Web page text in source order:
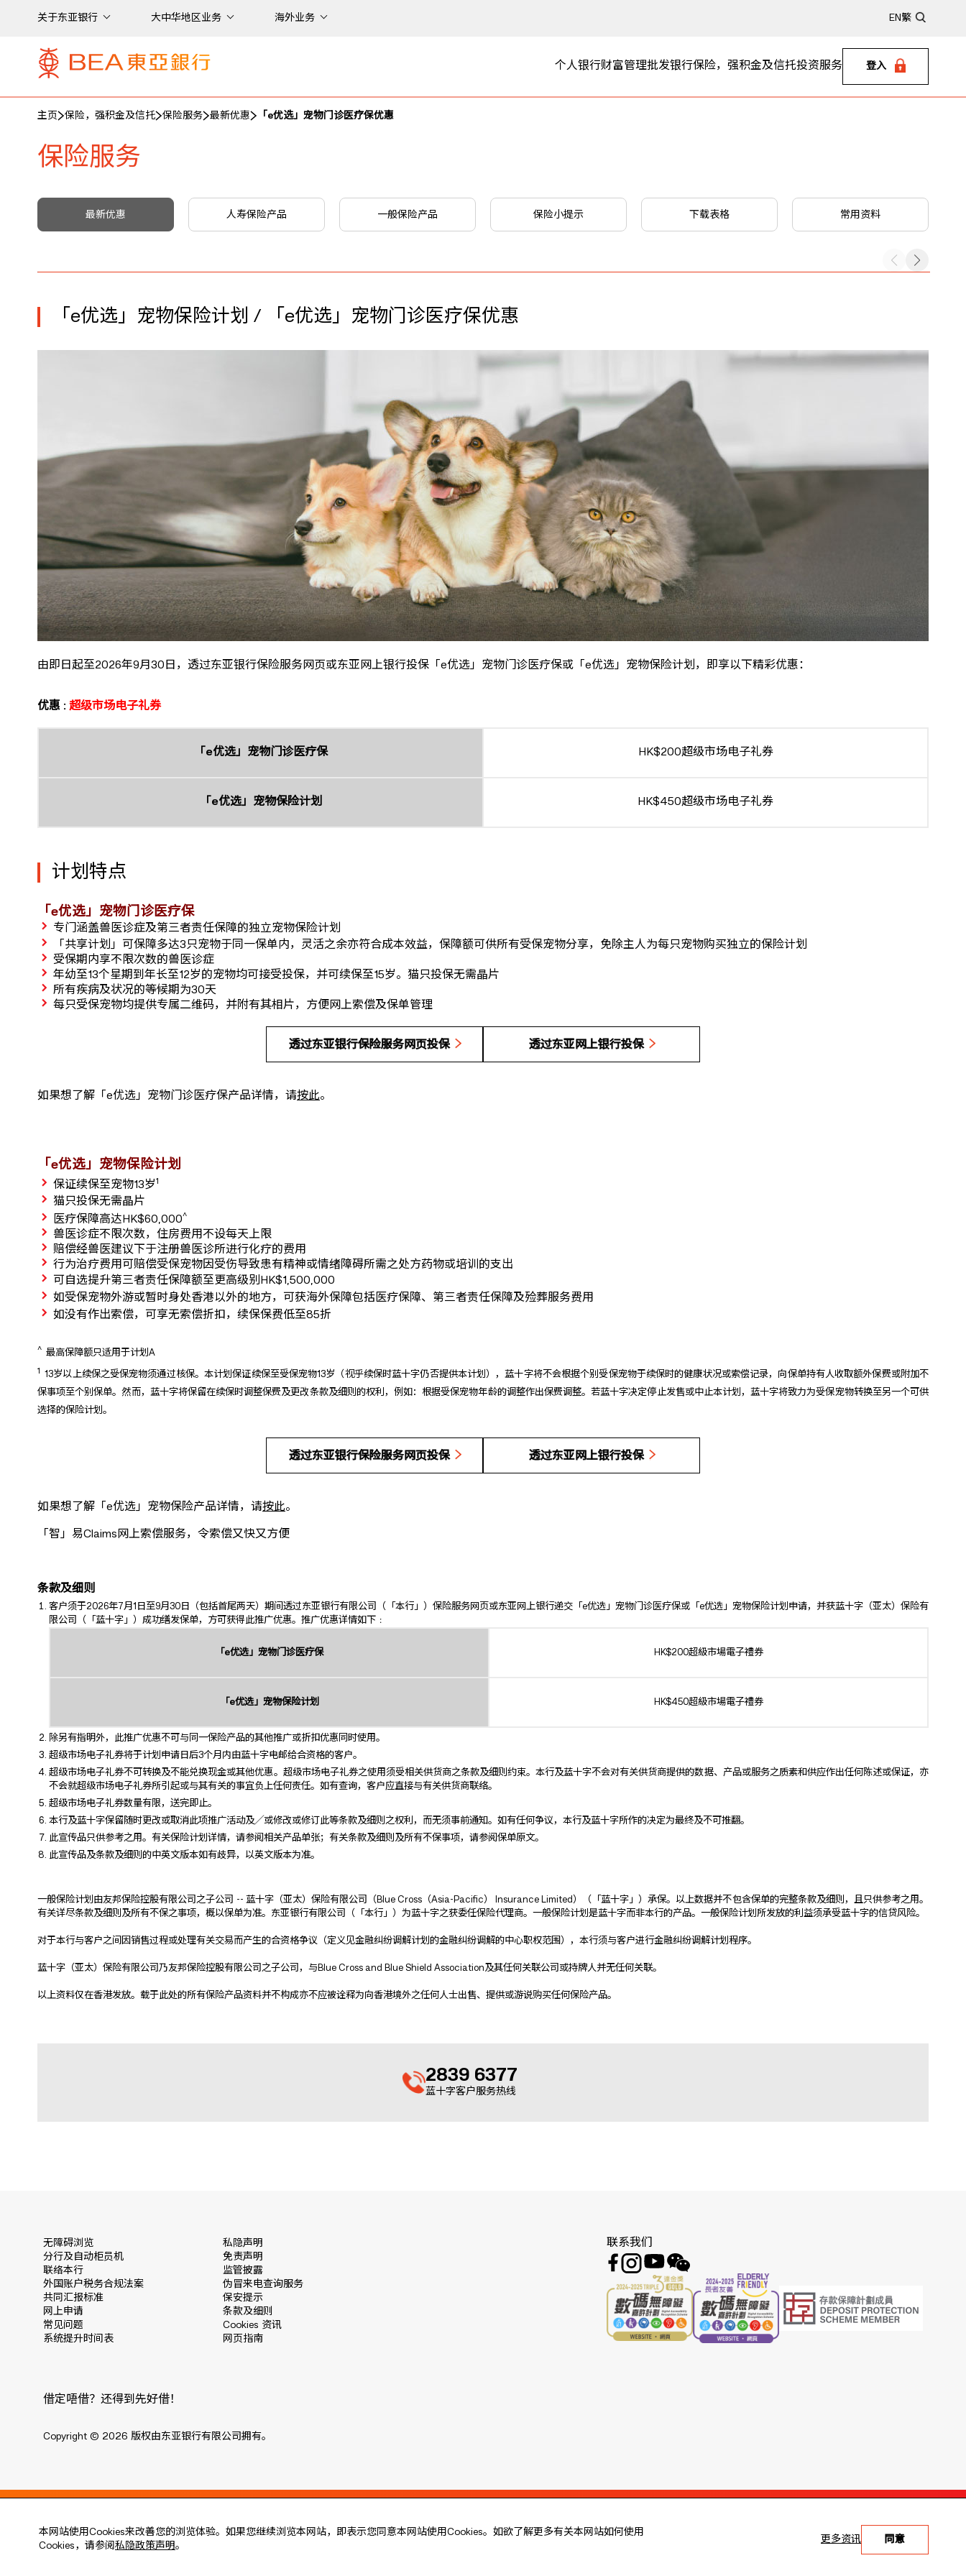
关于东亚银行 大中华地区业务 海外业务 EN 繁
个人银行财富管理批发银行保险，强积金及信托投资服务 登入
主页 保险，强积金及信托 保险服务 最新优惠 「e优选」宠物门诊医疗保优惠
保险服务
最新优惠 人寿保险产品 一般保险产品 保险小提示 下载表格 常用资料
「e优选」宠物保险计划 / 「e优选」宠物门诊医疗保优惠
由即日起至2026年9月30日，透过东亚银行保险服务网页或东亚网上银行投保「e优选」宠物门诊医疗保或「e优选」宠物保险计划，即享以下精彩优惠：
优惠 : 超级市场电子礼券
「e优选」宠物门诊医疗保 HK$200超级市场电子礼券
「e优选」宠物保险计划 HK$450超级市场电子礼券
计划特点
「e优选」宠物门诊医疗保
专门涵盖兽医诊症及第三者责任保障的独立宠物保险计划
「共享计划」可保障多达3只宠物于同一保单内，灵活之余亦符合成本效益，保障额可供所有受保宠物分享，免除主人为每只宠物购买独立的保险计划
受保期内享不限次数的兽医诊症
年幼至13个星期到年长至12岁的宠物均可接受投保，并可续保至15岁。猫只投保无需晶片
所有疾病及状况的等候期为30天
每只受保宠物均提供专属二维码，并附有其相片，方便网上索偿及保单管理
透过东亚银行保险服务网页投保 透过东亚网上银行投保
如果想了解「e优选」宠物门诊医疗保产品详情，请按此。
「e优选」宠物保险计划
保证续保至宠物13岁1
猫只投保无需晶片
医疗保障高达HK$60,000^
兽医诊症不限次数，住房费用不设每天上限
赔偿经兽医建议下于注册兽医诊所进行化疗的费用
行为治疗费用可赔偿受保宠物因受伤导致患有精神或情绪障碍所需之处方药物或培训的支出
可自选提升第三者责任保障额至更高级别HK$1,500,000
如受保宠物外游或暂时身处香港以外的地方，可获海外保障包括医疗保障、第三者责任保障及殓葬服务费用
如没有作出索偿，可享无索偿折扣，续保保费低至85折
^ 最高保障额只适用于计划A
113岁以上续保之受保宠物须通过核保。本计划保证续保至受保宠物13岁（视乎续保时蓝十字仍否提供本计划），蓝十字将不会根据个别受保宠物于续保时的健康状况或索偿记录，向保单持有人收取额外保费或附加不
保事项至个别保单。然而，蓝十字将保留在续保时调整保费及更改条款及细则的权利，例如：根据受保宠物年龄的调整作出保费调整。若蓝十字决定停止发售或中止本计划，蓝十字将致力为受保宠物转换至另一个可供
选择的保险计划。
透过东亚银行保险服务网页投保 透过东亚网上银行投保
如果想了解「e优选」宠物保险产品详情，请按此。
「智」易Claims网上索偿服务，令索偿又快又方便
条款及细则
客户须于2026年7月1日至9月30日（包括首尾两天）期间透过东亚银行有限公司（「本行」）保险服务网页或东亚网上银行递交「e优选」宠物门诊医疗保或「e优选」宠物保险计划申请，并获蓝十字（亚太）保险有
限公司（「蓝十字」）成功缮发保单，方可获得此推广优惠。推广优惠详情如下﹕
「e优选」宠物门诊医疗保 HK$200超級市場電子禮券
「e优选」宠物保险计划 HK$450超級市場電子禮券
除另有指明外，此推广优惠不可与同一保险产品的其他推广或折扣优惠同时使用。
超级市场电子礼券将于计划申请日后3个月内由蓝十字电邮给合资格的客户。
超级市场电子礼券不可转换及不能兑换现金或其他优惠。超级市场电子礼券之使用须受相关供货商之条款及细则约束。本行及蓝十字不会对有关供货商提供的数据、产品或服务之质素和供应作出任何陈述或保证，亦
不会就超级市场电子礼券所引起或与其有关的事宜负上任何责任。如有查询，客户应直接与有关供货商联络。
超级市场电子礼券数量有限，送完即止。
本行及蓝十字保留随时更改或取消此项推广活动及╱或修改或修订此等条款及细则之权利，而无须事前通知。如有任何争议，本行及蓝十字所作的决定为最终及不可推翻。
此宣传品只供参考之用。有关保险计划详情，请参阅相关产品单张；有关条款及细则及所有不保事项，请参阅保单原文。
此宣传品及条款及细则的中英文版本如有歧异，以英文版本为准。
一般保险计划由友邦保险控股有限公司之子公司 -- 蓝十字（亚太）保险有限公司（Blue Cross（Asia-Pacific） Insurance Limited）（「蓝十字」）承保。以上数据并不包含保单的完整条款及细则，且只供参考之用。
有关详尽条款及细则及所有不保之事项，概以保单为准。东亚银行有限公司（「本行」）为蓝十字之获委任保险代理商。一般保险计划是蓝十字而非本行的产品。一般保险计划所发放的利益须承受蓝十字的信贷风险。
对于本行与客户之间因销售过程或处理有关交易而产生的合资格争议（定义见金融纠纷调解计划的金融纠纷调解的中心职权范围），本行须与客户进行金融纠纷调解计划程序。
蓝十字（亚太）保险有限公司乃友邦保险控股有限公司之子公司，与Blue Cross and Blue Shield Association及其任何关联公司或持牌人并无任何关联。
以上资料仅在香港发放。载于此处的所有保险产品资料并不构成亦不应被诠释为向香港境外之任何人士出售、提供或游说购买任何保险产品。
2839 6377
蓝十字客户服务热线
本网站使用Cookies来改善您的浏览体验。如果您继续浏览本网站，即表示您同意本网站使用Cookies。如欲了解更多有关本网站如何使用
Cookies，请参阅 私隐政策声明。
同意
更多资讯
无障碍浏览
分行及自动柜员机
联络本行
外国账户税务合规法案
共同汇报标准
网上申请
常见问题
系统提升时间表
私隐声明
免责声明
监管披露
伪冒来电查询服务
保安提示
条款及细则
Cookies 资讯
网页指南
联系我们
借定唔借？还得到先好借！
Copyright © 2026 版权由东亚银行有限公司拥有。
Live every moment
活出每刻